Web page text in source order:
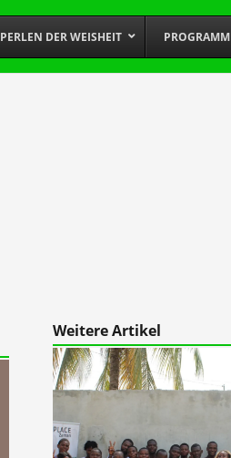
PERLEN DER WEISHEIT PROGRAMM
Weitere Artikel